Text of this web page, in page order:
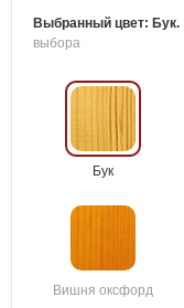
Выбранный цвет: Бук.
выбора
Бук
Вишня оксфорд